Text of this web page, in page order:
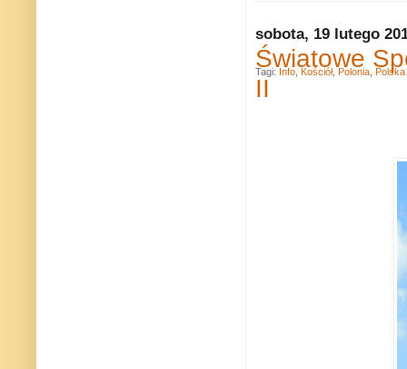
sobota, 19 lutego
Światowe
II
Tagi: Info Kościół, Polonia Polska